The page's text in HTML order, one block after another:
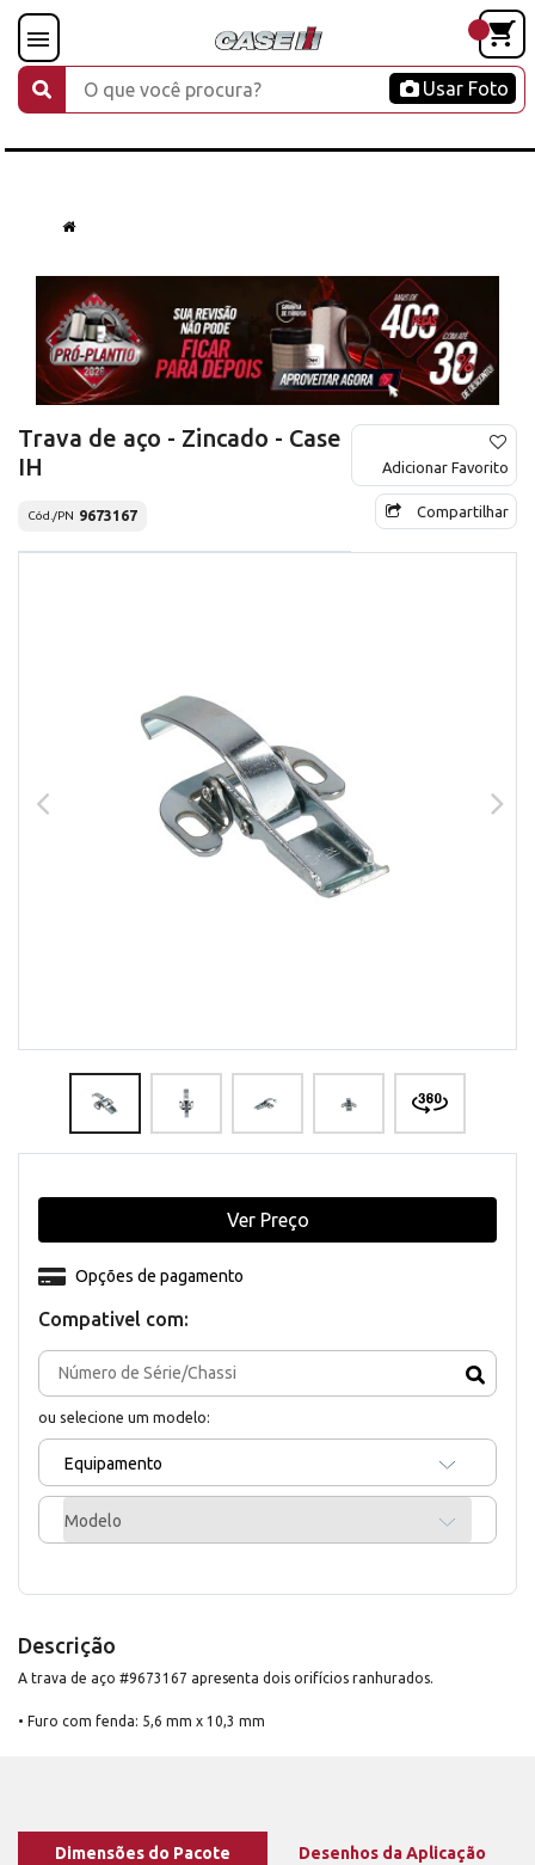
Usar Foto
Trava de aço - Zincado - Case
IH
Cód./PN 9673167
Adicionar Favorito
Compartilhar
Compativel com:
ou selecione um modelo:
Equipamento
Modelo
Opções de pagamento
Ver Preço
Descrição
A trava de aço #9673167 apresenta dois orifícios ranhurados.
• Furo com fenda: 5,6 mm x 10,3 mm
Dimensões do Pacote Desenhos da Aplicação